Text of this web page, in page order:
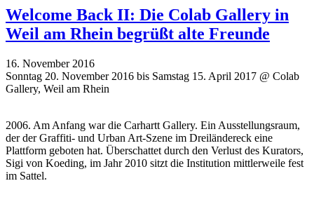
Welcome Back II: Die Colab Gallery in
Weil am Rhein begrüßt alte Freunde
16. November 2016
Sonntag 20. November 2016 bis Samstag 15. April 2017 @ Colab
Gallery, Weil am Rhein
2006. Am Anfang war die Carhartt Gallery. Ein Ausstellungsraum,
der der Graffiti- und Urban Art-Szene im Dreiländereck eine
Plattform geboten hat. Überschattet durch den Verlust des Kurators,
Sigi von Koeding, im Jahr 2010 sitzt die Institution mittlerweile fest
im Sattel.